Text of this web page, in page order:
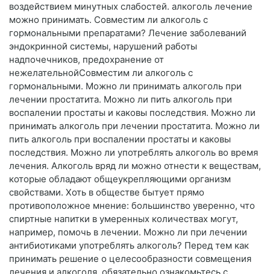
воздействием минутных слабостей. алкоголь лечение
можно принимать. Совместим ли алкоголь с
гормональными препаратами? Лечение заболеваний
эндокринной системы, нарушений работы
надпочечников, предохранение от
нежелательнойСовместим ли алкоголь с
гормональными. Можно ли принимать алкоголь при
лечении простатита. Можно ли пить алкоголь при
воспалении простаты и каковы последствия. Можно ли
принимать алкоголь при лечении простатита. Можно ли
пить алкоголь при воспалении простаты и каковы
последствия. Можно ли употреблять алкоголь во время
лечения. Алкоголь вряд ли можно отнести к веществам,
которые обладают общеукрепляющими организм
свойствами. Хоть в обществе бытует прямо
противоположное мнение: большинство уверенно, что
спиртные напитки в умеренных количествах могут,
например, помочь в лечении. Можно ли при лечении
антибиотиками употреблять алкоголь? Перед тем как
принимать решение о целесообразности совмещения